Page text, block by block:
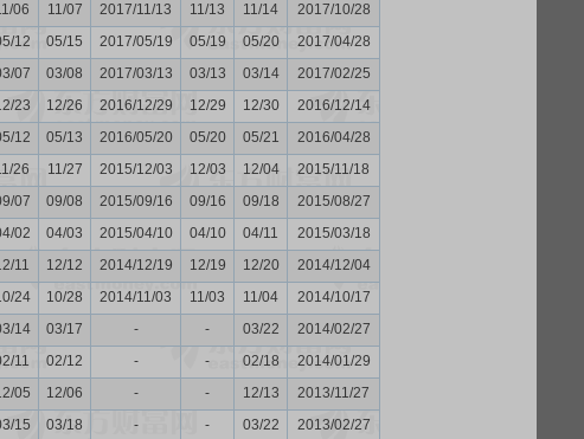
06 11/07 2017/11/13 11/13 11/14
2017/10/28
12 05/15 2017/05/19 05/19 05/20
2017/04/28
07 03/08 2017/03/13 03/13 03/14
2017/02/25
23 12/26 2016/12/29 12/29 12/30
2016/12/14
12 05/13 2016/05/20 05/20 05/21
2016/04/28
26 11/27 2015/12/03 12/03 12/04
2015/11/18
07 09/08 2015/09/16 09/16 09/18
2015/08/27
02 04/03 2015/04/10 04/10 04/11
2015/03/18
11 12/12 2014/12/19 12/19 12/20
2014/12/04
24 10/28 2014/11/03 11/03 11/04
2014/10/17
14 03/17 - - 03/22
2014/02/27
11 02/12 - - 02/18
2014/01/29
05 12/06 - - 12/13
2013/11/27
15 03/18 - - 03/22
2013/02/27